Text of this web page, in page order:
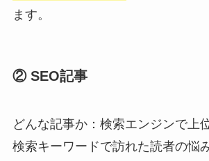
ます。
② SEO記事
どんな記事か：検索エンジンで上
検索キーワードで訪れた読者の悩